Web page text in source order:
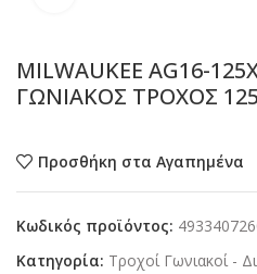
MILWAUKEE AG16-
ΓΩΝΙΑΚΟΣ ΤΡΟΧΟΣ
Προσθήκη στα Αγαπημένα
Κωδικός προϊόντος:
Κατηγορία: Τροχοί Γωνιακοί -